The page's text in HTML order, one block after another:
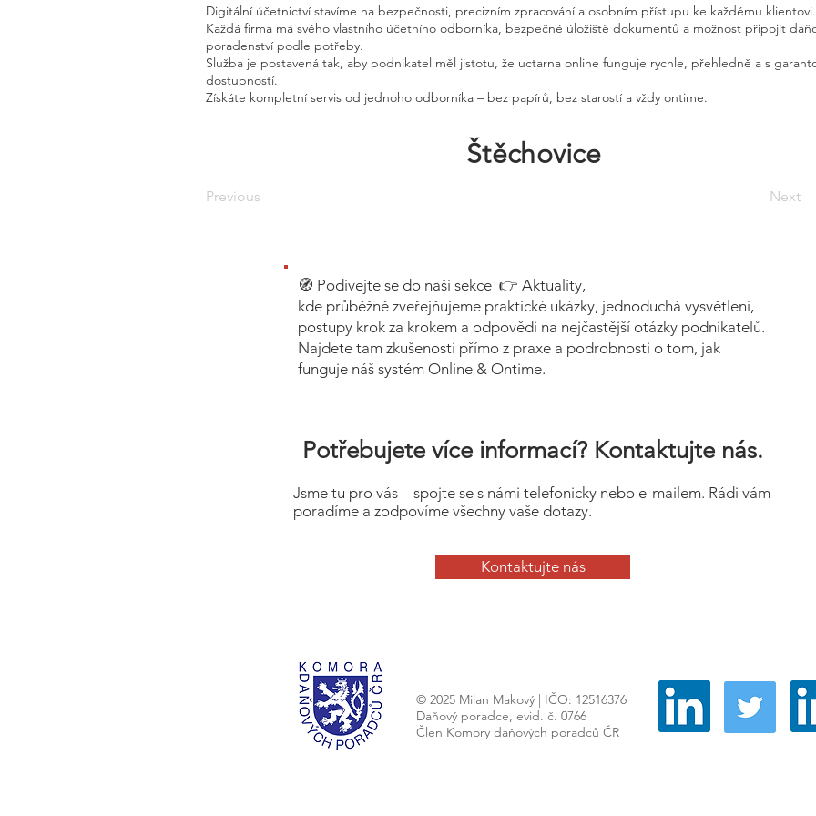
Digitální účetnictví stavíme na bezpečnosti, precizním zpracování a osobním přístupu ke každému klientovi.
Každá firma má svého vlastního účetního odborníka, bezpečné úložiště dokumentů a možnost připojit
poradenství podle potřeby.
Služba je postavená tak, aby podnikatel měl jistotu, že uctarna online funguje rychle, přehledně a s
dostupností.
Získáte kompletní servis od jednoho odborníka – bez papírů, bez starostí a vždy ontime.
Štěchovice
Previous Next
🧭 Podívejte se do naší sekce 👉 Aktuality,
kde průběžně zveřejňujeme praktické ukázky, jednoduchá vysvětlení,
postupy krok za krokem a odpovědi na nejčastější otázky podnikatelů.
Najdete tam zkušenosti přímo z praxe a podrobnosti o tom, jak
funguje náš systém Online & Ontime.
Potřebujete více informací? Kontaktujte nás.
Jsme tu pro vás – spojte se s námi telefonicky nebo e-mailem. Rádi vám
poradíme a zodpovíme všechny vaše dotazy.
Kontaktujte nás
© 2025 Milan Makový | IČO: 12516376
Daňový poradce, evid. č. 0766
Člen Komory daňových poradců ČR